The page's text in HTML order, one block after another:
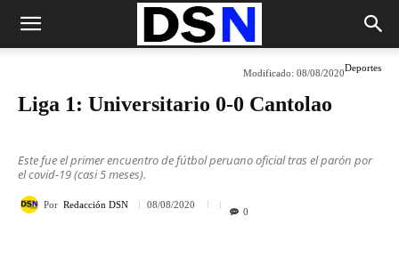
Deportes
Modificado: 08/08/2020
Liga 1: Universitario 0-0 Cantolao
Este fue el primer encuentro de fútbol peruano oficial tras el parón por
el covid-19 (casi 5 meses).
Por Redacción DSN 08/08/2020
0